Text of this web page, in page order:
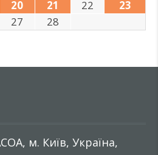
20 21 22
23
27 28
м. Київ, Україна,